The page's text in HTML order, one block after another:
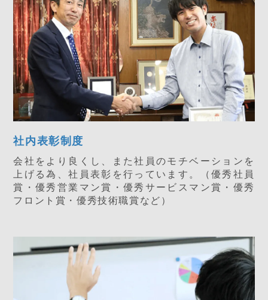
社内表彰制度
会社をより良くし、また社員のモチベーションを
上げる為、社員表彰を行っています。（優秀社員
賞・優秀営業マン賞・優秀サービスマン賞・優秀
フロント賞・優秀技術職賞など）